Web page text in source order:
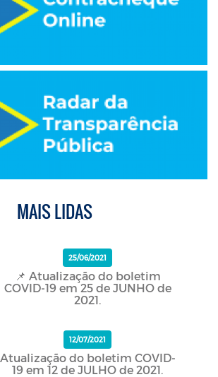
MAIS LIDAS
25/06/2021
📌 Atualização do boletim
COVID-19 em 25 de JUNHO de
2021.
12/07/2021
Atualização do boletim COVID-
19 em 12 de JULHO de 2021.